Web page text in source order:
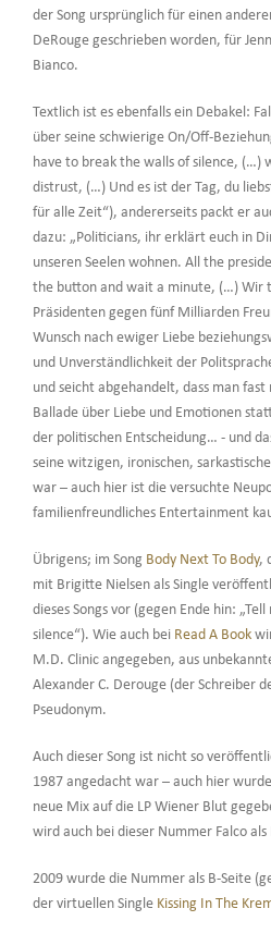
der Song ursprünglich für einen
DeRouge geschrieben worden, für
Bianco.
Textlich ist es ebenfalls ein Debakel:
über seine schwierige On/Off-
have to break the walls of silence, (…)
distrust, (…) Und es ist der Tag, du
für alle Zeit“), andererseits packt er
dazu: „Politicians, ihr erklärt euch in
unseren Seelen wohnen. All the
the button and wait a minute, (…) Wir
Präsidenten gegen fünf Milliarden
Wunsch nach ewiger Liebe
und Unverständlichkeit der
und seicht abgehandelt, dass man
Ballade über Liebe und Emotionen
der politischen Entscheidung… - und
seine witzigen, ironischen,
war – auch hier ist die versuchte
familienfreundliches Entertainment
Übrigens; im Song Body Next To Body,
mit Brigitte Nielsen als Single
dieses Songs vor (gegen Ende hin:
silence“). Wie auch bei Read A Book
M.D. Clinic angegeben, aus
Alexander C. Derouge (der Schreiber
Pseudonym.
Auch dieser Song ist nicht so
1987 angedacht war – auch hier
neue Mix auf die LP Wiener Blut
wird auch bei dieser Nummer Falco
2009 wurde die Nummer als B-Seite
der virtuellen Single Kissing In The